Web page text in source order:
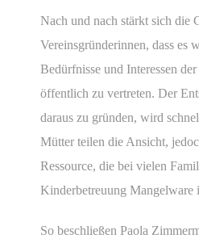
Nach und nach stärkt sich die
Vereinsgründerinnen, dass es
Bedürfnisse und Interessen
öffentlich zu vertreten. Der
daraus zu gründen, wird
Mütter teilen die Ansicht,
Ressource, die bei vielen
Kinderbetreuung Mangelware
So beschließen Paola